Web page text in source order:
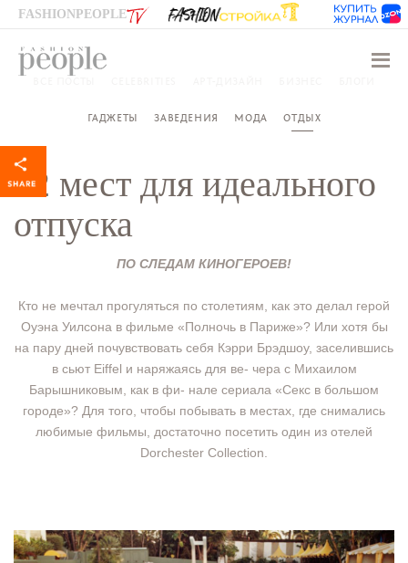
FASHIONPEOPLE
ГАДЖЕТЫ ЗАВЕДЕНИЯ МОДА ОТДЫХ
12 мест для идеального
отпуска
ПО СЛЕДАМ КИНОГЕРОЕВ!
Кто не мечтал прогуляться по столетиям, как это делал герой
Оуэна Уилсона в фильме «Полночь в Париже»? Или хотя бы
на пару дней почувствовать себя Кэрри Брэдшоу, заселившись
в сьют Eiffel и наряжаясь для ве- чера с Михаилом
Барышниковым, как в фи- нале сериала «Секс в большом
городе»? Для того, чтобы побывать в местах, где снимались
любимые фильмы, достаточно посетить один из отелей
Dorchester Collection.